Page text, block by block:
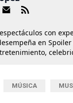
con
en
MÚSICA